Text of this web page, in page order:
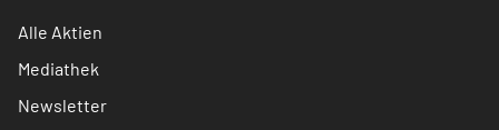
Alle Aktien
Mediathek
Newsletter